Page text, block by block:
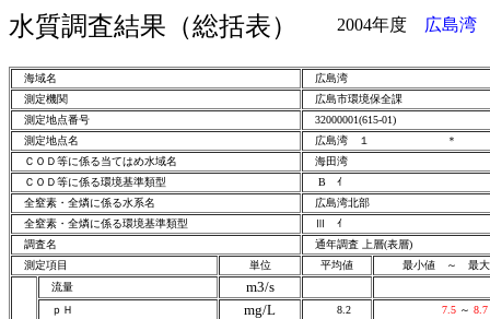
水質調査結果（総括表） 2004年度 広島湾
海域名
広島湾
測定機関
広島市環境保全課
測定地点番号
32000001(615-01)
測定地点名
広島湾 １
ＣＯＤ等に係る当てはめ水域名
海田湾
ＣＯＤ等に係る環境基準類型
B ｲ
全窒素・全燐に係る水系名
広島湾北部
全窒素・全燐に係る環境基準類型
Ⅲ ｲ
調査名
通年調査 上層(表層)
測定項目
単位 平均値 最小値 ～ 最
流量 m3/s
ｐＨ mg/L 8.2 7.5～ 8.7